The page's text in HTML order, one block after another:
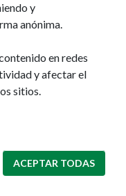
y
anónima.
en redes
y afectar el
sitios.
ACEPTAR TODAS